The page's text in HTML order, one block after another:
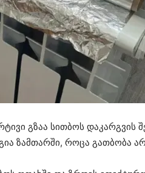
გზაა სითბოს დაკარგვის
ზამთარში, როცა გათბობა